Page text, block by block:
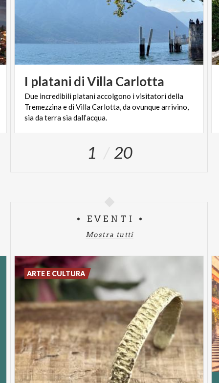
I platani diVilla Carlotta
Due incredibili platani accolgono i visitatori della
Tremezzina e di Villa Carlotta, da ovunque arrivino,
sia da terra sia dall’acqua.
1 20
EVENTI
Mostra tutti
ARTE E CULTURA